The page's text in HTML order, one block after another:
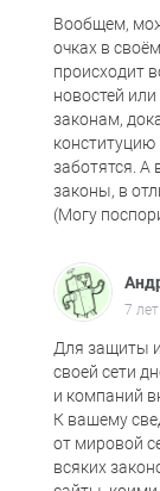
Вообщем,
очках в
происходит
новостей
законам,
заботятся. А
законы, в
(Могу
7
Для защиты
своей сети
и компаний
К вашему
от мировой
всяких